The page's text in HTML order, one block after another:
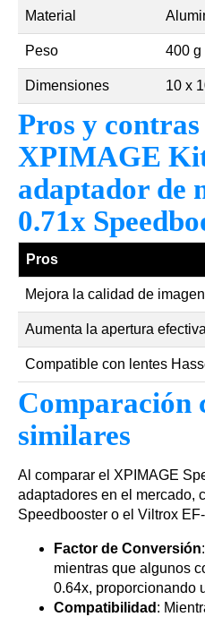
Material
Peso 400 g
Dimensiones 10 x
Pros y contras
XPIMAGE
adaptador de
0.71x
Pros
Mejora la calidad de imagen
Aumenta la apertura
Compatible con lentes
Comparación
similares
Al comparar el XPIMAGE
adaptadores en el mercado,
Speedbooster o el Viltrox
Factor de Conversión
mientras que algunos
0.64x, proporcionando
Compatibilidad :